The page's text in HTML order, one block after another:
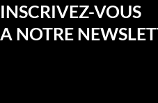
INSCRIVEZ-VOUS
A NOTRE